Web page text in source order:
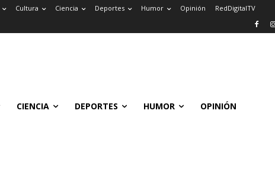
Cultura Ciencia Deportes Humor Opinión RedDigitalTV
CIENCIA DEPORTES HUMOR OPINIÓN